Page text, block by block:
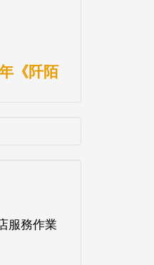
《阡陌
服務作業